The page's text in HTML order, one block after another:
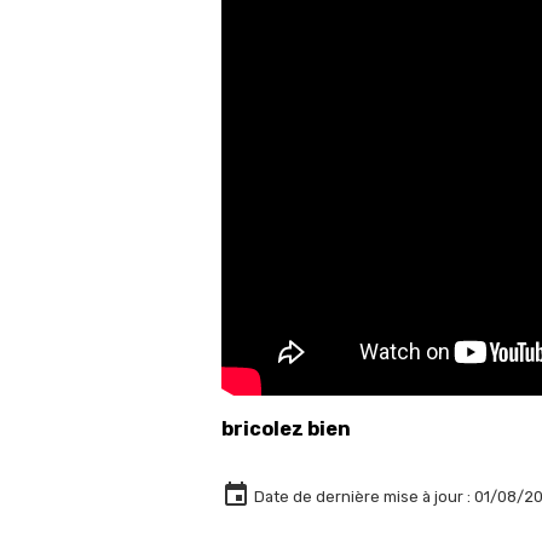
bricolez bien
Date de dernière mise à jour : 01/08/